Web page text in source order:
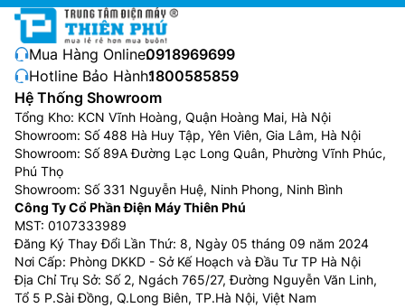
Mua Hàng Online:0918969699
Hotline Bảo Hành:1800585859
Hệ Thống Showroom
Tổng Kho: KCN Vĩnh Hoàng, Quận Hoàng Mai, Hà Nội
Showroom: Số 488 Hà Huy Tập, Yên Viên, Gia Lâm, Hà Nội
Showroom: Số 89A Đường Lạc Long Quân, Phường Vĩnh Phúc,
Phú Thọ
Showroom: Số 331 Nguyễn Huệ, Ninh Phong, Ninh Bình
Công Ty Cổ Phần Điện Máy Thiên Phú
MST: 0107333989
Đăng Ký Thay Đổi Lần Thứ: 8, Ngày 05 tháng 09 năm 2024
Nơi Cấp: Phòng DKKD - Sở Kế Hoạch và Đầu Tư TP Hà Nội
Địa Chỉ Trụ Sở: Số 2, Ngách 765/27, Đường Nguyễn Văn Linh,
Tổ 5 P.Sài Đồng, Q.Long Biên, TP.Hà Nội, Việt Nam